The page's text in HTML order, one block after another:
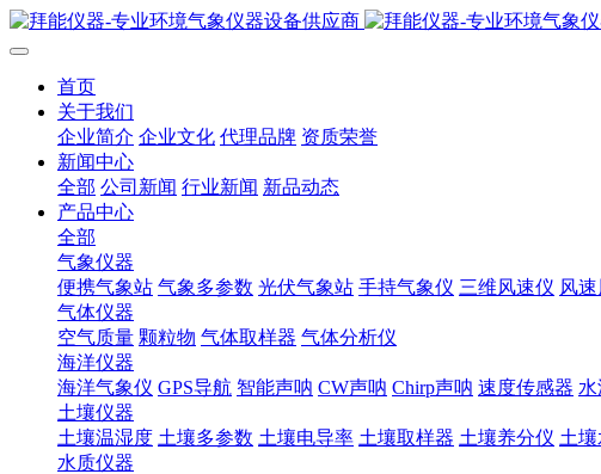
首页
关于我们
企业简介 企业文化 代理品牌 资质荣誉
新闻中心
全部 公司新闻 行业新闻 新品动态
产品中心
全部
气象仪器
便携气象站 气象多参数 光伏气象站 手持气象仪 三维风速仪 风
气体仪器
空气质量 颗粒物 气体取样器 气体分析仪
海洋仪器
海洋气象仪 GPS导航 智能声呐 CW声呐 Chirp声呐 速度传感器
土壤仪器
土壤温湿度 土壤多参数 土壤电导率 土壤取样器 土壤养分仪 土
水质仪器